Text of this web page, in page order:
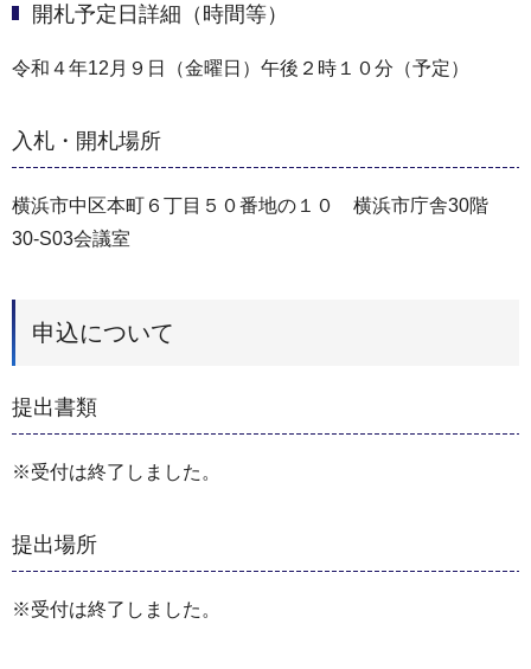
開札予定日詳細（時間等）
令和４年12月９日（金曜日）午後２時１０分（予定）
入札・開札場所
横浜市中区本町６丁目５０番地の１０ 横浜市庁舎30階
30-S03会議室
申込について
提出書類
※受付は終了しました。
提出場所
※受付は終了しました。